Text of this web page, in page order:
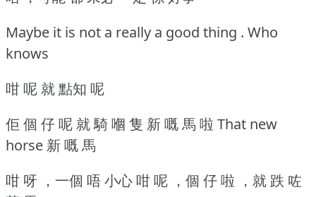
Maybe it is not a really a good thing . Who
knows
咁 呢 就 點知 呢
佢 個 仔 呢 就 騎 嗰 隻 新 嘅 馬 啦 That new
horse 新 嘅 馬
咁 呀 ，一個 唔 小心 咁 呢 ，個 仔 啦 ，就 跌 咗